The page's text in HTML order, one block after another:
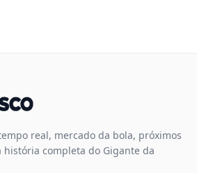
real, mercado da bola, próximos
história completa do Gigante da